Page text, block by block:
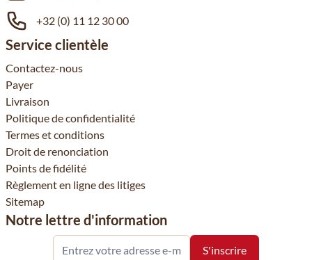
+32 (0) 11 12 30 00
Service clientèle
Contactez-nous
Payer
Livraison
Politique de confidentialité
Termes et conditions
Droit de renonciation
Points de fidélité
Règlement en ligne des litiges
Sitemap
Notre lettre d'information